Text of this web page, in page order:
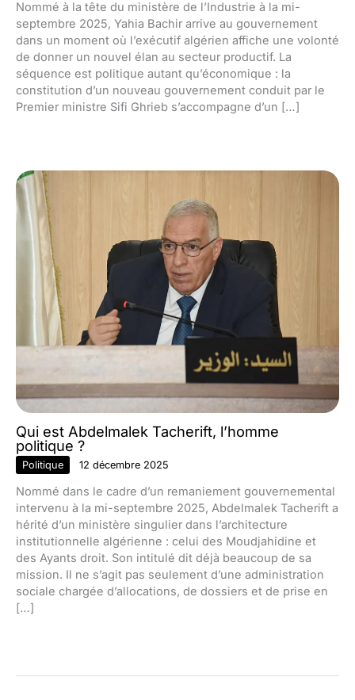
Nommé à la tête du ministère de l’Industrie à la mi-
septembre 2025, Yahia Bachir arrive au gouvernement
dans un moment où l’exécutif algérien affiche une volonté
de donner un nouvel élan au secteur productif. La
séquence est politique autant qu’économique : la
constitution d’un nouveau gouvernement conduit par le
Premier ministre Sifi Ghrieb s’accompagne d’un […]
Qui est Abdelmalek Tacherift, l’homme
politique ?
Politique 12 décembre 2025
Nommé dans le cadre d’un remaniement gouvernemental
intervenu à la mi-septembre 2025, Abdelmalek Tacherift a
hérité d’un ministère singulier dans l’architecture
institutionnelle algérienne : celui des Moudjahidine et
des Ayants droit. Son intitulé dit déjà beaucoup de sa
mission. Il ne s’agit pas seulement d’une administration
sociale chargée d’allocations, de dossiers et de prise en
[…]